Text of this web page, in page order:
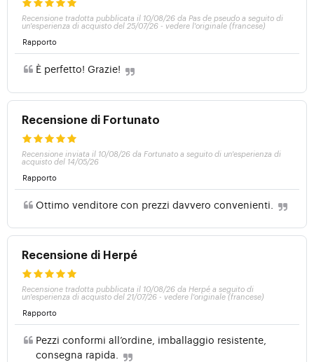
Recensione tradotta pubblicata il 10/08/26 da Pas de pseudo a seguito di
un'esperienza di acquisto del 25/07/26 - vedere l'originale (francese)
Rapporto
È perfetto! Grazie!
Recensione di Fortunato
Recensione inviata il 10/08/26 da Fortunato a seguito di un'esperienza di
acquisto del 14/05/26
Rapporto
Ottimo venditore con prezzi davvero convenienti.
Recensione di Herpé
Recensione tradotta pubblicata il 10/08/26 da Herpé a seguito di
un'esperienza di acquisto del 21/07/26 - vedere l'originale (francese)
Rapporto
Pezzi conformi all’ordine, imballaggio resistente,
consegna rapida.